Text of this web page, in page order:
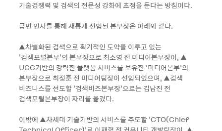
기술경쟁력 및 검색의 전문성 강화에 초점을 둔다는 방침이다.
금번 인사를 통해 새롭게 선임된 본부장은 아래와 같다.
▲차별화된 검색으로 획기적인 도약을 이루고 있는
‘검색포털본부’의 본부장으로 최소영 전 미디어본부장이, ▲
UCC기반의 강력한 플랫폼 서비스를 보유한 ’미디어본부’의
본부장으로 최정훈 전 미디어팀장이 선임되었으며, ▲검색
비즈니스를 선도할 ’검색비즈본부장’으로는 김남진 전
검색포털본부장이 자리를 옮겼다.
이밖에 ▲차세대 기술기반의 서비스를 주도할 ‘CTO(Chief